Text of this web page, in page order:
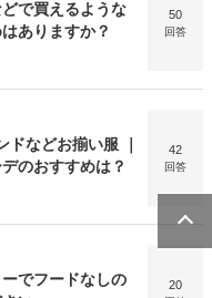
で買えるような
ありますか？
50
回答
などお揃い服 ｜
のおすすめは？
42
回答
でフードなしの
20